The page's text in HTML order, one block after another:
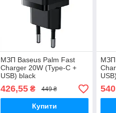
МЗП Baseus Palm Fast
Charger 20W (Type-C +
USB) black
426,55₴ 449 ₴
Купити
МЗП
C to